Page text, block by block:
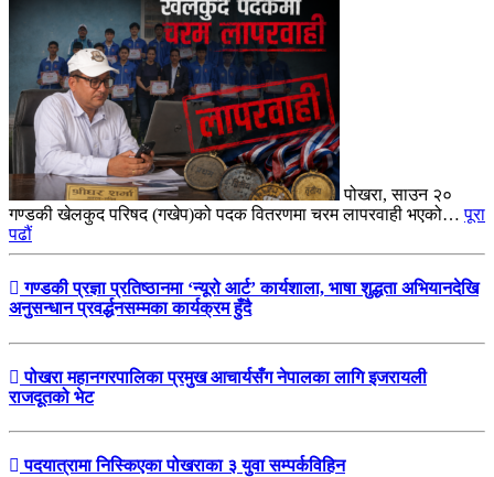
पोखरा, साउन २०
गण्डकी खेलकुद परिषद (गखेप)को पदक वितरणमा चरम लापरवाही भएको…पूरा
पढौं
गण्डकी प्रज्ञा प्रतिष्ठानमा ‘न्यूरो आर्ट’ कार्यशाला, भाषा शुद्धता अभियानदेखि
अनुसन्धान प्रवर्द्धनसम्मका कार्यक्रम हुँदै
पोखरा महानगरपालिका प्रमुख आचार्यसँग नेपालका लागि इजरायली
राजदूतको भेट
पदयात्रामा निस्किएका पोखराका ३ युवा सम्पर्कविहिन